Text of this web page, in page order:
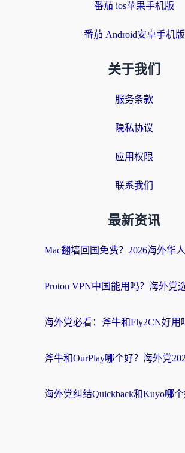
番茄 ios苹果手机版
番茄 Android安卓手机版
关于我们
服务条款
隐私协议
应用权限
联系我们
最新资讯